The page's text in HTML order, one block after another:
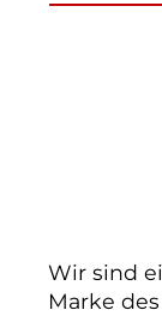
Wir sind
Marke